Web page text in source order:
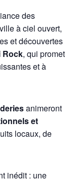
des
à ciel ouvert,
et découvertes
Rock, qui promet
et à
animeront
et
locaux, de
inédit : une